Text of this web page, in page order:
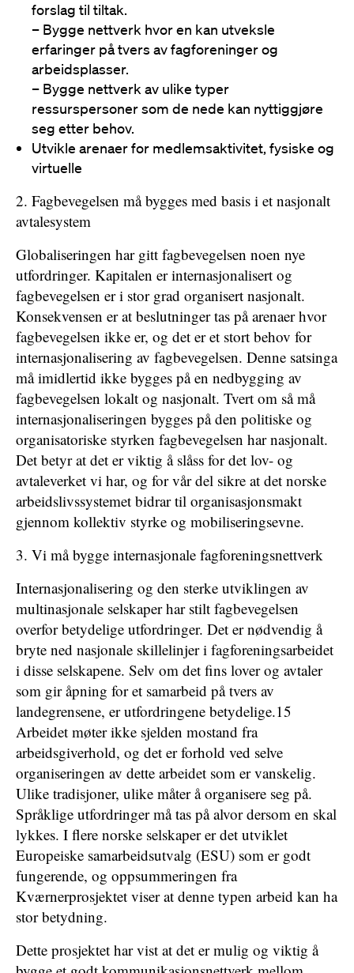
forslag til tiltak.
– Bygge nettverk hvor en kan utveksle
erfaringer på tvers av fagforeninger og
arbeidsplasser.
– Bygge nettverk av ulike typer
ressurspersoner som de nede kan nyttiggjøre
seg etter behov.
Utvikle arenaer for medlemsaktivitet, fysiske og
virtuelle
2. Fagbevegelsen må bygges med basis i et nasjonalt
avtalesystem
Globaliseringen har gitt fagbevegelsen noen nye
utfordringer. Kapitalen er internasjonalisert og
fagbevegelsen er i stor grad organisert nasjonalt.
Konsekvensen er at beslutninger tas på arenaer hvor
fagbevegelsen ikke er, og det er et stort behov for
internasjonalisering av fagbevegelsen. Denne satsinga
må imidlertid ikke bygges på en nedbygging av
fagbevegelsen lokalt og nasjonalt. Tvert om så må
internasjonaliseringen bygges på den politiske og
organisatoriske styrken fagbevegelsen har nasjonalt.
Det betyr at det er viktig å slåss for det lov- og
avtaleverket vi har, og for vår del sikre at det norske
arbeidslivssystemet bidrar til organisasjonsmakt
gjennom kollektiv styrke og mobiliseringsevne.
3. Vi må bygge internasjonale fagforeningsnettverk
Internasjonalisering og den sterke utviklingen av
multinasjonale selskaper har stilt fagbevegelsen
overfor betydelige utfordringer. Det er nødvendig å
bryte ned nasjonale skillelinjer i fagforeningsarbeidet
i disse selskapene. Selv om det fins lover og avtaler
som gir åpning for et samarbeid på tvers av
landegrensene, er utfordringene betydelige.15
Arbeidet møter ikke sjelden mostand fra
arbeidsgiverhold, og det er forhold ved selve
organiseringen av dette arbeidet som er vanskelig.
Ulike tradisjoner, ulike måter å organisere seg på.
Språklige utfordringer må tas på alvor dersom en skal
lykkes. I flere norske selskaper er det utviklet
Europeiske samarbeidsutvalg (ESU) som er godt
fungerende, og oppsummeringen fra
Kværnerprosjektet viser at denne typen arbeid kan ha
stor betydning.
Dette prosjektet har vist at det er mulig og viktig å